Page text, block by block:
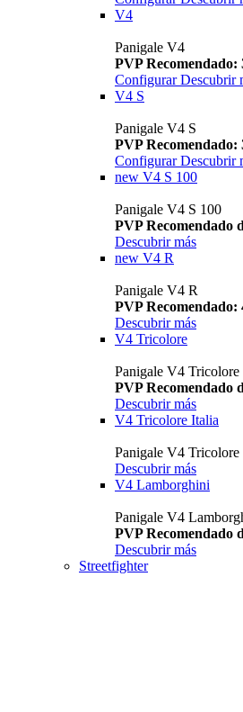
V4
Panigale V4
PVP Recomendado:
Configurar Descubrir
V4 S
Panigale V4 S
PVP Recomendado:
Configurar Descubrir
new V4 S 100
Panigale V4 S 100
PVP Recomendado
Descubrir más
new V4 R
Panigale V4 R
PVP Recomendado:
Descubrir más
V4 Tricolore
Panigale V4 Tricolore
PVP Recomendado
Descubrir más
V4 Tricolore Italia
Panigale V4 Tricolore
Descubrir más
V4 Lamborghini
Panigale V4
PVP Recomendado
Descubrir más
Streetfighter